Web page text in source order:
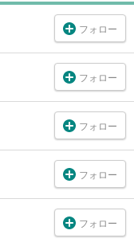
フォロー
フォロー
フォロー
フォロー
フォロー